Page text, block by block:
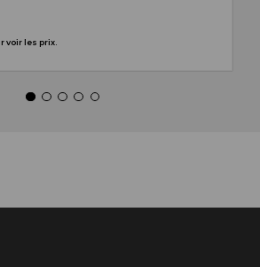
voir les prix.